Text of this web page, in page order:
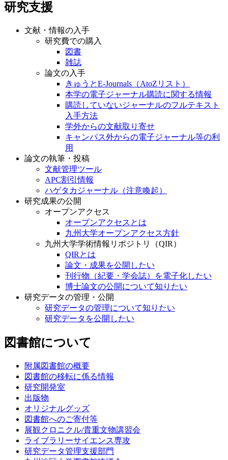
研究支援
文献・情報の入手
研究費での購入
図書
雑誌
論文の入手
きゅうとE-Journals（AtoZリスト）
本学の電子ジャーナル購読に関する情報
購読していないジャーナルのフルテキスト
入手方法
学外からの文献取り寄せ
キャンパス外からの電子ジャーナル等の利
用
論文の執筆・投稿
文献管理ツール
APC割引情報
ハゲタカジャーナル（注意喚起）
研究成果の公開
オープンアクセス
オープンアクセスとは
九州大学オープンアクセス方針
九州大学学術情報リポジトリ（QIR）
QIRとは
論文・成果を公開したい
刊行物（紀要・学会誌）を電子化したい
博士論文の公開について知りたい
研究データの管理・公開
研究データの管理について知りたい
研究データを公開したい
図書館について
附属図書館の概要
図書館の移転に係る情報
研究開発室
出版物
オリジナルグッズ
図書館へのご寄付等
展観クロニクル/貴重文物講習会
ライブラリーサイエンス専攻
研究データ管理支援部門